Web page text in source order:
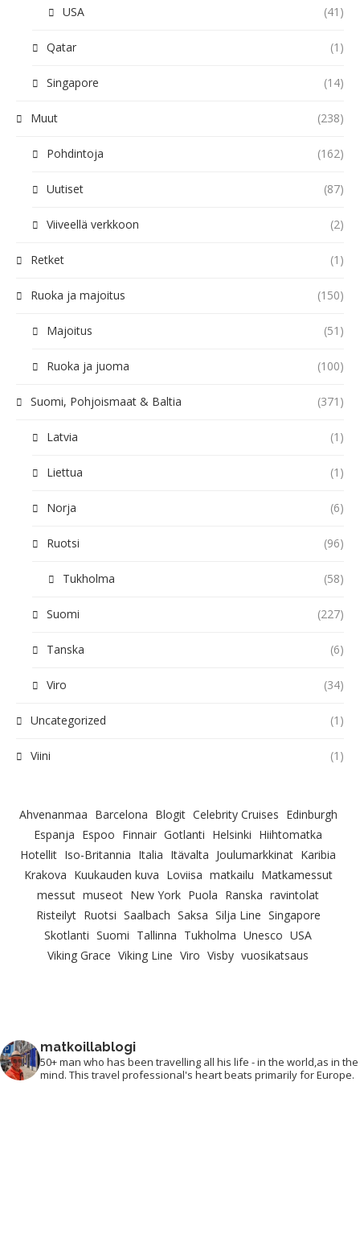
USA (41)
Qatar (1)
Singapore (14)
Muut (238)
Pohdintoja (162)
Uutiset (87)
Viiveellä verkkoon (2)
Retket (1)
Ruoka ja majoitus (150)
Majoitus (51)
Ruoka ja juoma (100)
Suomi, Pohjoismaat & Baltia (371)
Latvia (1)
Liettua (1)
Norja (6)
Ruotsi (96)
Tukholma (58)
Suomi (227)
Tanska (6)
Viro (34)
Uncategorized (1)
Viini (1)
Ahvenanmaa Barcelona Blogit Celebrity Cruises Edinburgh
Espanja Espoo Finnair Gotlanti Helsinki Hiihtomatka
Hotellit Iso-Britannia Italia Itävalta Joulumarkkinat Karibia
Krakova Kuukauden kuva Loviisa matkailu Matkamessut
messut museot New York Puola Ranska ravintolat
Risteilyt Ruotsi Saalbach Saksa Silja Line Singapore
Skotlanti Suomi Tallinna Tukholma Unesco USA
Viking Grace Viking Line Viro Visby vuosikatsaus
matkoillablogi
50+ man who has been travelling all his life - in the world,as in the
mind. This travel professional's heart beats primarily for Europe.